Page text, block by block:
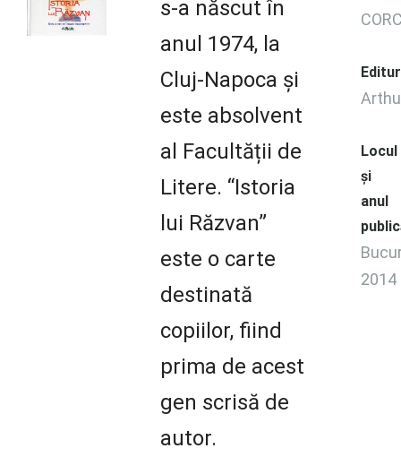
s-a născut în
anul 1974, la
Cluj-Napoca și
este absolvent
al Facultății de
Litere. “Istoria
lui Răzvan”
este o carte
destinată
copiilor, fiind
prima de acest
gen scrisă de
autor.
Locul
și
anul
2014